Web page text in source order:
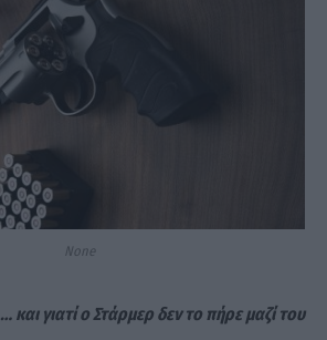
None
… και γιατί ο Στάρμερ δεν το πήρε μαζί του